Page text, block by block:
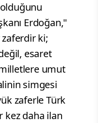
Erdoğan,"
ki;
esaret
umut
simgesi
zaferle Türk
kez daha ilan